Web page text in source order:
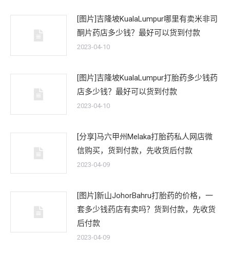
[图片]吉隆坡KualaLumpur哪里有卖米非司
酮片药店多少钱？最好可以货到付款
2023-04-10
[图片]吉隆坡KualaLumpur打胎药多少钱药
店多少钱？最好可以货到付款
2023-04-10
[分享]马六甲州Melaka打胎药私人网店微
信购买，货到付款，先收货后付款
2023-04-09
[图片]新山JohorBahru打胎药的价格，一
套多少钱药店有卖吗？货到付款，先收货
后付款
2023-04-09